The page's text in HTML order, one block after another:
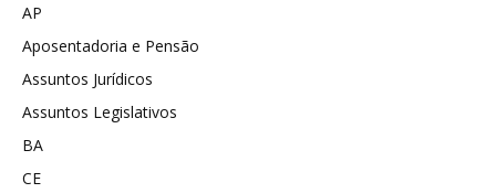
AP
Aposentadoria e Pensão
Assuntos Jurídicos
Assuntos Legislativos
BA
CE